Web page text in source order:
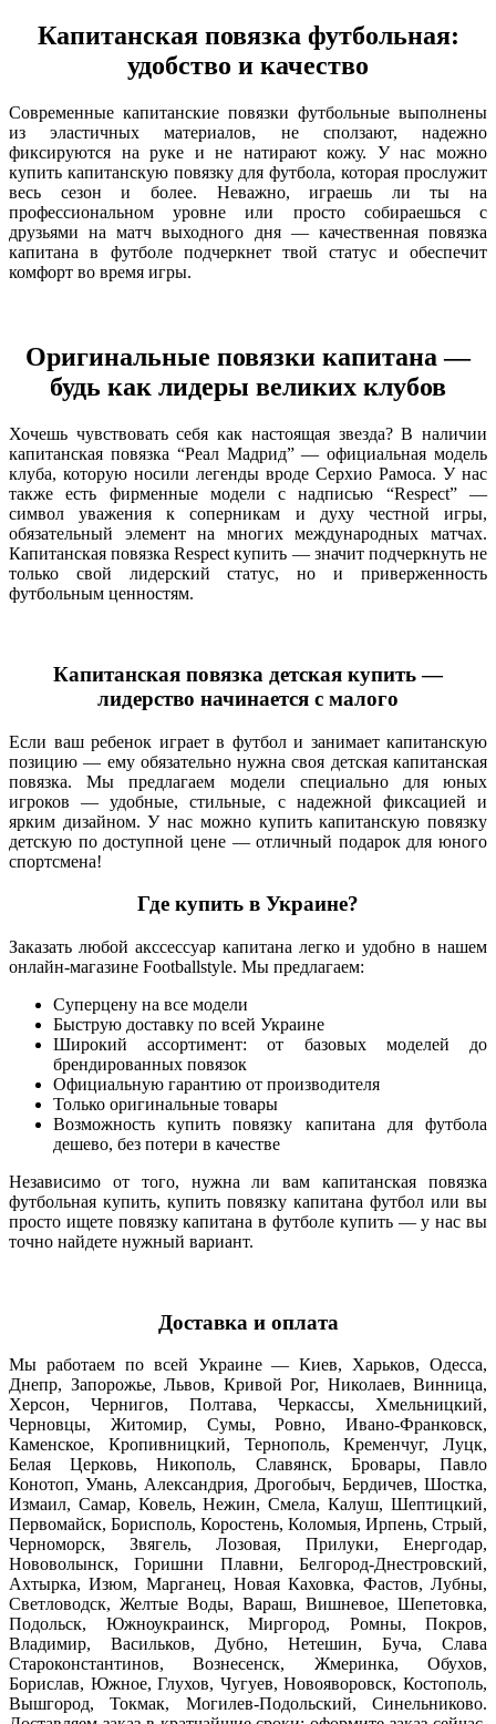
Капитанская повязка футбольная:
удобство и качество
Современные капитанские повязки футбольные выполнены
из эластичных материалов, не сползают, надежно
фиксируются на руке и не натирают кожу. У нас можно
купить капитанскую повязку для футбола, которая прослужит
весь сезон и более. Неважно, играешь ли ты на
профессиональном уровне или просто собираешься с
друзьями на матч выходного дня — качественная повязка
капитана в футболе подчеркнет твой статус и обеспечит
комфорт во время игры.
Оригинальные повязки капитана —
будь как лидеры великих клубов
Хочешь чувствовать себя как настоящая звезда? В наличии
капитанская повязка “Реал Мадрид” — официальная модель
клуба, которую носили легенды вроде Серхио Рамоса. У нас
также есть фирменные модели с надписью “Respect” —
символ уважения к соперникам и духу честной игры,
обязательный элемент на многих международных матчах.
Капитанская повязка Respect купить — значит подчеркнуть не
только свой лидерский статус, но и приверженность
футбольным ценностям.
Капитанская повязка детская купить —
лидерство начинается с малого
Если ваш ребенок играет в футбол и занимает капитанскую
позицию — ему обязательно нужна своя детская капитанская
повязка. Мы предлагаем модели специально для юных
игроков — удобные, стильные, с надежной фиксацией и
ярким дизайном. У нас можно купить капитанскую повязку
детскую по доступной цене — отличный подарок для юного
спортсмена!
Где купить в Украине?
Заказать любой акссессуар капитана легко и удобно в нашем
онлайн-магазине Footballstyle. Мы предлагаем:
Суперцену на все модели
Быструю доставку по всей Украине
Широкий ассортимент: от базовых моделей до
брендированных повязок
Официальную гарантию от производителя
Только оригинальные товары
Возможность купить повязку капитана для футбола
дешево, без потери в качестве
Независимо от того, нужна ли вам капитанская повязка
футбольная купить, купить повязку капитана футбол или вы
просто ищете повязку капитана в футболе купить — у нас вы
точно найдете нужный вариант.
Доставка и оплата
Мы работаем по всей Украине — Киев, Харьков, Одесса,
Днепр, Запорожье, Львов, Кривой Рог, Николаев, Винница,
Херсон, Чернигов, Полтава, Черкассы, Хмельницкий,
Черновцы, Житомир, Сумы, Ровно, Ивано-Франковск,
Каменское, Кропивницкий, Тернополь, Кременчуг, Луцк,
Белая Церковь, Никополь, Славянск, Бровары, Павло
Конотоп, Умань, Александрия, Дрогобыч, Бердичев, Шостка,
Измаил, Самар, Ковель, Нежин, Смела, Калуш, Шептицкий,
Первомайск, Борисполь, Коростень, Коломыя, Ирпень, Стрый,
Черноморск, Звягель, Лозовая, Прилуки, Енергодар,
Нововолынск, Горишни Плавни, Белгород-Днестровский,
Ахтырка, Изюм, Марганец, Новая Каховка, Фастов, Лубны,
Светловодск, Желтые Воды, Вараш, Вишневое, Шепетовка,
Подольск, Южноукраинск, Миргород, Ромны, Покров,
Владимир, Васильков, Дубно, Нетешин, Буча, Слава
Староконстантинов, Вознесенск, Жмеринка, Обухов,
Борислав, Южное, Глухов, Чугуев, Новояворовск, Костополь,
Вышгород, Токмак, Могилев-Подольский, Синельниково.